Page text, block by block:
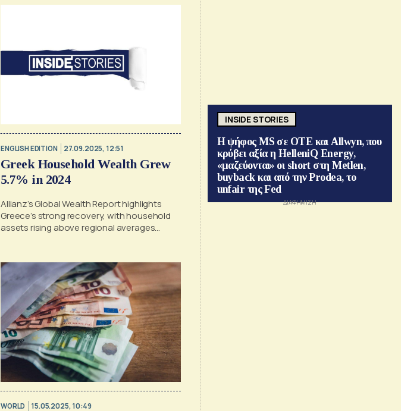
ENGLISH EDITION 27.09.2025, 12:51
Greek Household Wealth Grew
5.7% in 2024
Allianz’s Global Wealth Report highlights
Greece’s strong recovery, with household
assets rising above regional averages
WORLD 15.05.2025, 10:49
INSIDE STORIES
Η ψήφος MS σε ΟΤΕ και Allwyn, που
κρύβει αξία η HelleniQ Energy,
«μαζεύονται» οι short στη Metlen,
buyback και από την Prodea, το
unfair της Fed